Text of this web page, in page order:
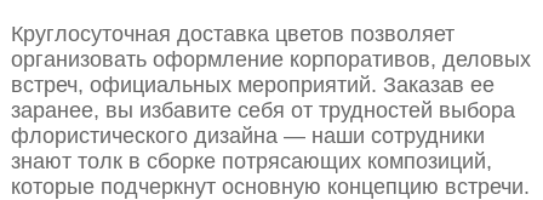
Круглосуточная доставка цветов позволяет
организовать оформление корпоративов, деловых
встреч, официальных мероприятий. Заказав ее
заранее, вы избавите себя от трудностей выбора
флористического дизайна — наши сотрудники
знают толк в сборке потрясающих композиций,
которые подчеркнут основную концепцию встречи.